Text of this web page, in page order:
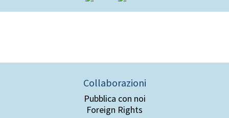
Collaborazioni
Pubblica con noi
Foreign Rights